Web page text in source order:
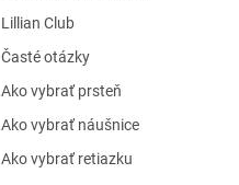
Lillian Club
Časté otázky
Ako vybrať prsteň
Ako vybrať náušnice
Ako vybrať retiazku